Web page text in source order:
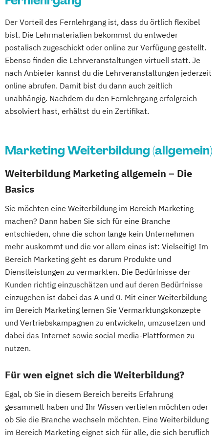
Staatlich geprüfte/r Betriebswirt/in
Studienschwerpunkt
Absatzwirtschaft/Marketing
Der Vorteil des Fernlehrgang ist, dass du örtlich flexibel
bist. Die Lehrmaterialien bekommst du entweder
postalisch zugeschickt oder online zur Verfügung gestellt.
Ebenso finden die Lehrveranstaltungen virtuell statt. Je
nach Anbieter kannst du die Lehrveranstaltungen jederzeit
online abrufen. Damit bist du dann auch zeitlich
unabhängig. Nachdem du den Fernlehrgang erfolgreich
absolviert hast, erhältst du ein Zertifikat.
Marketing Weiterbildung (allgemein)
Weiterbildung Marketing allgemein – Die
Basics
Sie möchten eine Weiterbildung im Bereich Marketing
machen? Dann haben Sie sich für eine Branche
entschieden, ohne die schon lange kein Unternehmen
mehr auskommt und die vor allem eines ist: Vielseitig! Im
Bereich Marketing geht es darum Produkte und
Dienstleistungen zu vermarkten. Die Bedürfnisse der
Kunden richtig einzuschätzen und auf deren Bedürfnisse
einzugehen ist dabei das A und 0. Mit einer Weiterbildung
im Bereich Marketing lernen Sie Vermarktungskonzepte
und Vertriebskampagnen zu entwickeln, umzusetzen und
dabei das Internet sowie social media-Plattformen zu
nutzen.
Für wen eignet sich die Weiterbildung?
Egal, ob Sie in diesem Bereich bereits Erfahrung
gesammelt haben und Ihr Wissen vertiefen möchten oder
ob Sie die Branche wechseln möchten. Eine Weiterbildung
im Bereich Marketing eignet sich für alle, die sich beruflich